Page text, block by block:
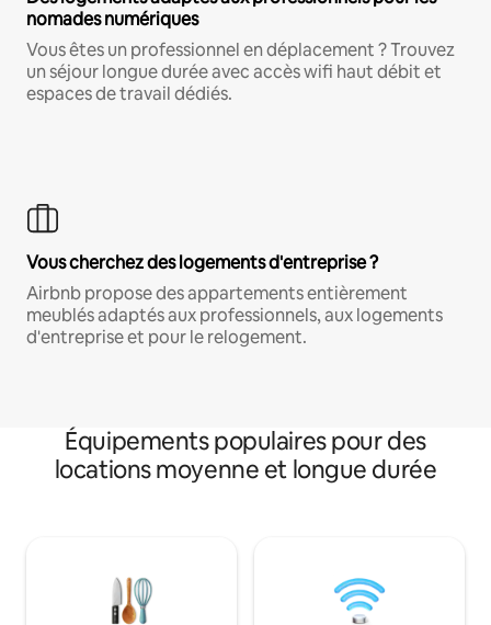
nomades numériques
Vous êtes un professionnel en déplacement ? Trouvez
un séjour longue durée avec accès wifi haut débit et
espaces de travail dédiés.
Vous cherchez des logements d'entreprise ?
Airbnb propose des appartements entièrement
meublés adaptés aux professionnels, aux logements
d'entreprise et pour le relogement.
Équipements populaires pour des
locations moyenne et longue durée